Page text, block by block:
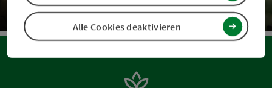
Alle Cookies deaktivieren